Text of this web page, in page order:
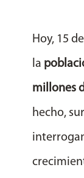
Hoy, 15
la
millones
hecho,